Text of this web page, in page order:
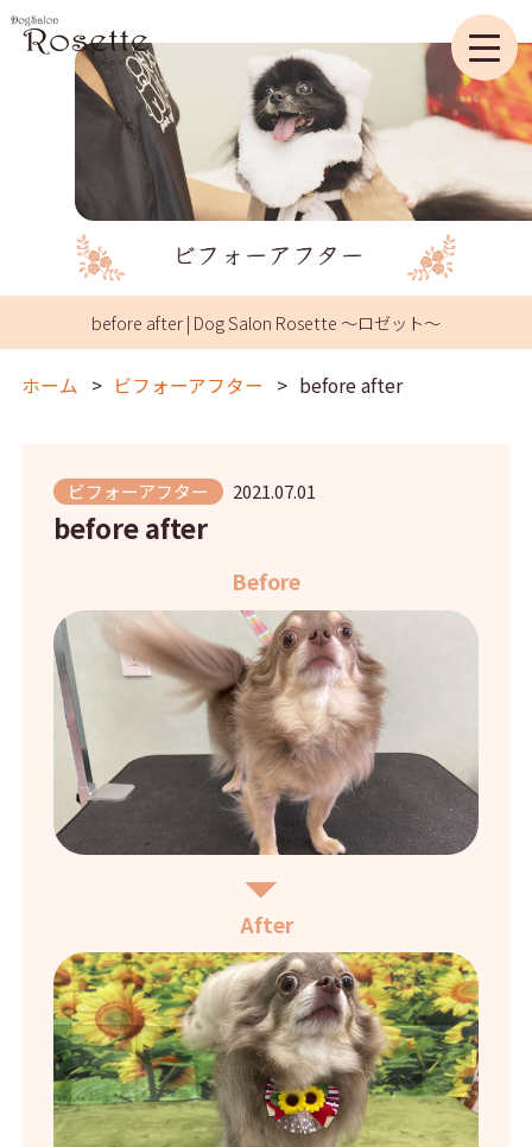
before after | Dog Salon Rosette ～ロゼット～
ホーム ビフォーアフター before after
ビフォーアフター 2021.07.01
before after
Before
After